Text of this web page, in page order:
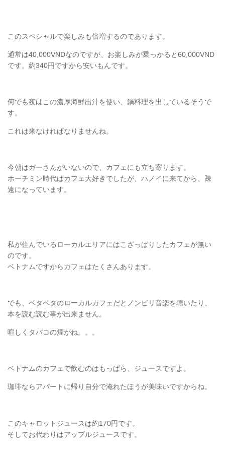
このスペシャルで楽しみも倍増するのであります。
通常は40,000VNDなのですが、お楽しみが乗っかると60,000VND
です。約340円ですから安いもんです。
何でも夜はこの濃厚海鮮出汁を使い、鍋料理を出しているそうで
す。
これは来なければなりませんね。
今朝はガーさんがいないので、カフェにも立ち寄ります。
ホーチミン時代はカフェ大好きでしたが、ハノイに来てから、疎
遠になっています。
私が住んでいるローカルエリアにはこざっぱりしたカフェが無い
のです。
ベトナムですからカフェはたくさんあります。
でも、ベタベタのローカルカフェだとノンビリ音楽を聴いたり、
本を読む読む事が出来ません。
喧しくタバコの煙がね。。。
ベトナムのカフェで飲むのはもっぱら、ジュースですよ。
珈琲ならアパートに帰り自分で淹れたほうが美味いですからね。
このキャロットジュースは約170円です。
そしてお代わりはアップルジュースです。